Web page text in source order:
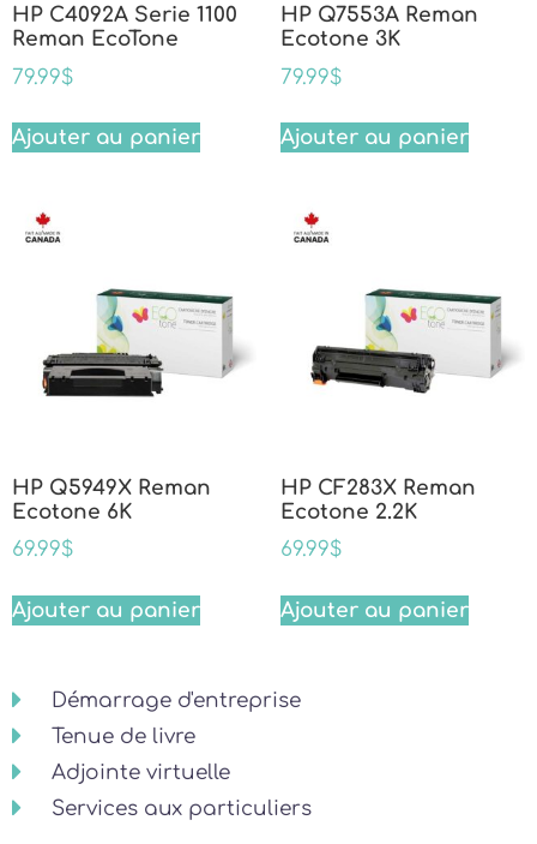
HP C4092A Serie 1100
Reman EcoTone
79.99$
Ajouter au panier
HP Q7553A Reman
Ecotone 3K
79.99$
Ajouter au panier
HP Q5949X Reman
Ecotone 6K
69.99$
Ajouter au panier
HP CF283X Reman
Ecotone 2.2K
69.99$
Ajouter au panier
Démarrage d'entreprise
Tenue de livre
Adjointe virtuelle
Services aux particuliers